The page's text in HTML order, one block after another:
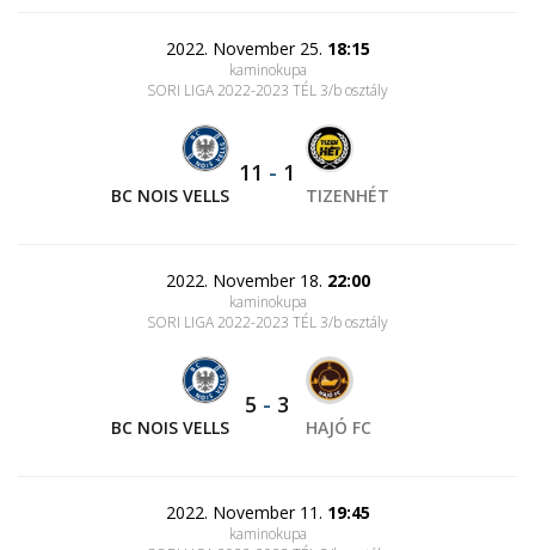
2022. November 25. 18:15
kaminokupa
SORI LIGA 2022-2023 TÉL 3/b osztály
BC NOIS VELLS
11 - 1
TIZENHÉT
2022. November 18. 22:00
kaminokupa
SORI LIGA 2022-2023 TÉL 3/b osztály
BC NOIS VELLS
5 - 3
HAJÓ FC
2022. November 11. 19:45
kaminokupa